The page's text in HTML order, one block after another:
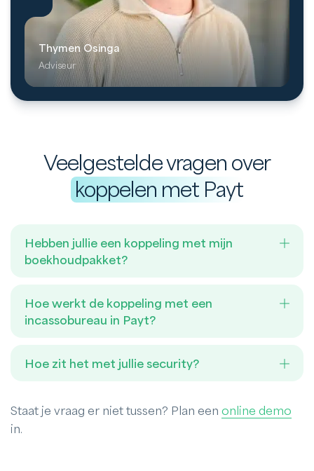
Thymen Osinga
Adviseur
Veelgestelde vragen over
koppelen met Payt
Hebben jullie een koppeling met mijn
boekhoudpakket?
Hoe werkt de koppeling met een
incassobureau in Payt?
Hoe zit het met jullie security?
Staat je vraag er niet tussen? Plan een online demo
in.